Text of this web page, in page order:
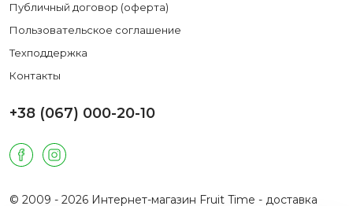
Публичный договор (оферта)
Пользовательское соглашение
Техподдержка
Контакты
+38 (067) 000-20-10
© 2009 - 2026 Интернет-магазин Fruit Time - доставка